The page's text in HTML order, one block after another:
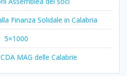
Finanza Solidale in Calabria
5×1000
MAG delle Calabrie